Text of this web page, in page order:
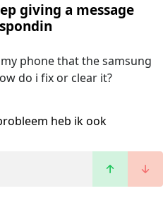
giving a message
phone that the samsung
do i fix or clear it?
heb ik ook